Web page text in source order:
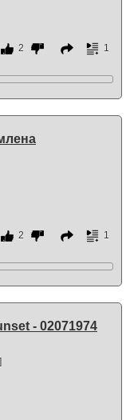
2 1
2 1
- 02071974